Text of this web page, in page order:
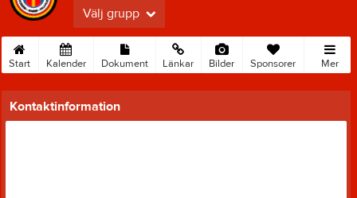
Välj grupp
Start Kalender Dokument Länkar Bilder Sponsorer Mer
Kontaktinformation